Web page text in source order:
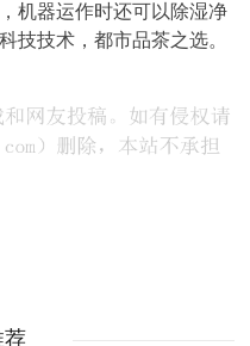
机器运作时还可以除湿净
技技术，都市品茶之选。
荐